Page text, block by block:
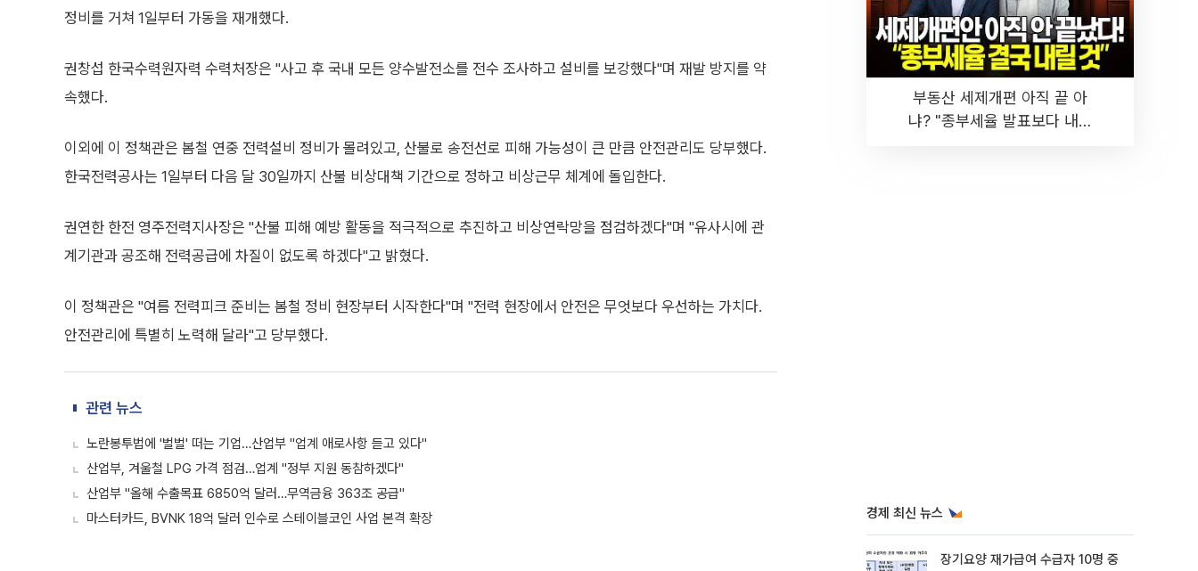
정비를 거쳐 1일부터 가동을 재개했다.
권창섭 한국수력원자력 수력처장은 "사고 후 국내 모든 양수발전소를 전수 조사하고 설비를 보강했다"며 재발 방지를 약
속했다.
이외에 이 정책관은 봄철 연중 전력설비 정비가 몰려있고, 산불로 송전선로 피해 가능성이 큰 만큼 안전관리도 당부했다.
한국전력공사는 1일부터 다음 달 30일까지 산불 비상대책 기간으로 정하고 비상근무 체계에 돌입한다.
권연한 한전 영주전력지사장은 "산불 피해 예방 활동을 적극적으로 추진하고 비상연락망을 점검하겠다"며 "유사시에 관
계기관과 공조해 전력공급에 차질이 없도록 하겠다"고 밝혔다.
이 정책관은 "여름 전력피크 준비는 봄철 정비 현장부터 시작한다"며 "전력 현장에서 안전은 무엇보다 우선하는 가치다.
안전관리에 특별히 노력해 달라"고 당부했다.
관련 뉴스
노란봉투법에 '벌벌' 떠는 기업…산업부 "업계 애로사항 듣고 있다"
산업부, 겨울철 LPG 가격 점검…업계 "정부 지원 동참하겠다"
산업부 "올해 수출목표 6850억 달러…무역금융 363조 공급"
마스터카드, BVNK 18억 달러 인수로 스테이블코인 사업 본격 확장
부동산 세제개편 아직 끝 아
냐? "종부세율 발표보다 내릴
경제 최신 뉴스
장기요양 재가급여 수급자 10명 중